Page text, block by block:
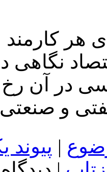
هر
نگاهی
در آن رخ
و
| پیوند